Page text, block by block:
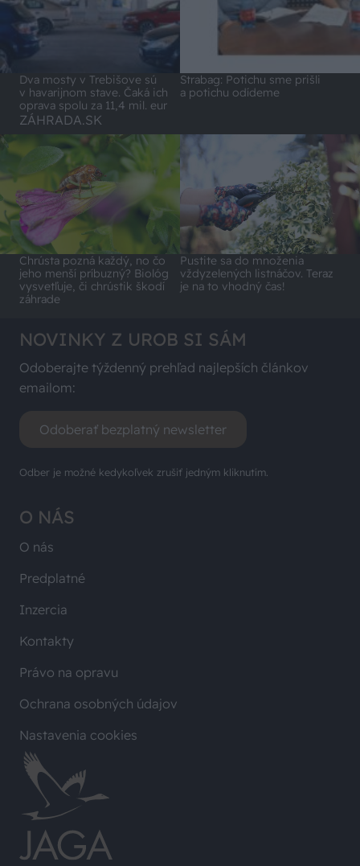
Dva mosty v Trebišove sú
v havarijnom stave. Čaká ich
oprava spolu za 11,4 mil. eur
Strabag: Potichu sme prišli
a potichu odídeme
ZÁHRADA.SK
Chrústa pozná každý, no čo
jeho menší príbuzný? Biológ
vysvetľuje, či chrústik škodí
záhrade
Pustite sa do množenia
vždyzelených listnáčov. Teraz
je na to vhodný čas!
O NÁS
O nás
Predplatné
Inzercia
Kontakty
Právo na opravu
Ochrana osobných údajov
Nastavenia cookies
NOVINKY Z UROB SI SÁM
Odoberajte týždenný prehľad najlepších článkov
emailom:
Odoberať bezplatný newsletter
Odber je možné kedykoľvek zrušiť jedným kliknutím.